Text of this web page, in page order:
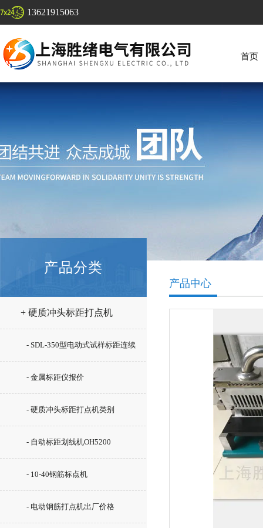
13621915063
首页
产品分类
+ 硬质冲头标距打点机
- SDL-350型电动式试样标距连续
打点机型号
- 金属标距仪报价
- 硬质冲头标距打点机类别
- 自动标距划线机OH5200
- 10-40钢筋标点机
- 电动钢筋打点机出厂价格
产品中心